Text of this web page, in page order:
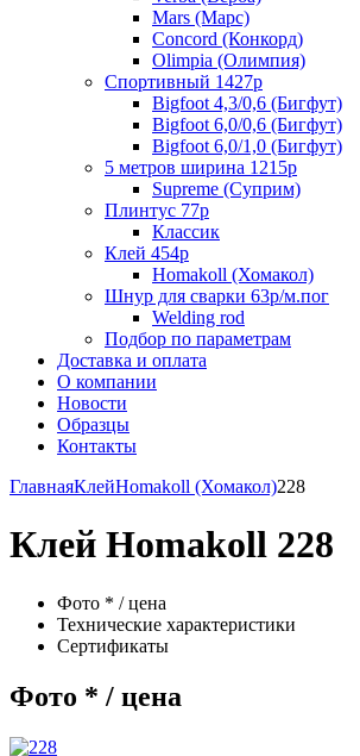
Mars (Марс)
Concord (Конкорд)
Olimpia (Олимпия)
Спортивный 1427р
Bigfoot 4,3/0,6 (Бигфут)
Bigfoot 6,0/0,6 (Бигфут)
Bigfoot 6,0/1,0 (Бигфут)
5 метров ширина 1215р
Supreme (Суприм)
Плинтус 77р
Классик
Клей 454р
Homakoll (Хомакол)
Шнур для сварки 63р/м.пог
Welding rod
Подбор по параметрам
Доставка и оплата
О компании
Новости
Образцы
Контакты
ГлавнаяКлейHomakoll (Хомакол)228
Клей Homakoll 228
Фото * / цена
Технические характеристики
Сертификаты
Фото * / цена